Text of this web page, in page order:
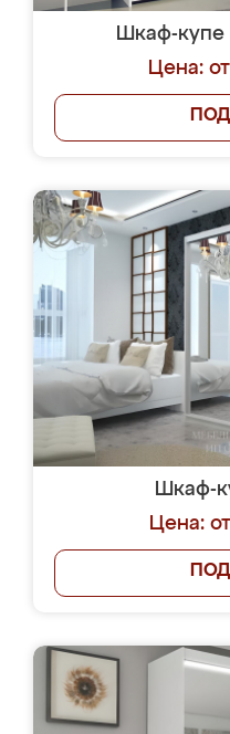
Шкаф-купе
Цена:
Шкаф-
Цена: